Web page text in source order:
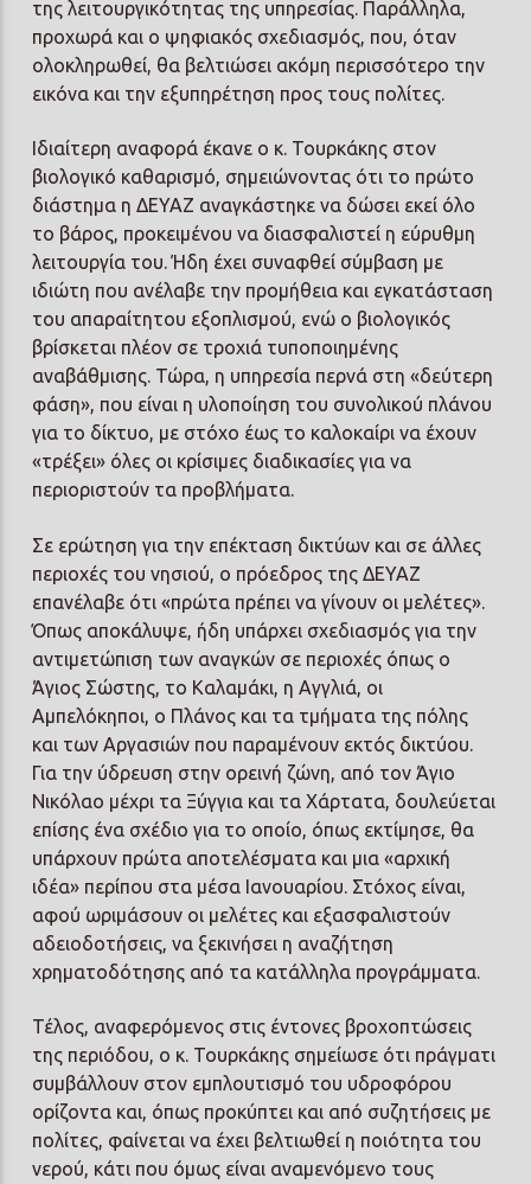
της λειτουργικότητας της υπηρεσίας. Παράλληλα,
προχωρά και ο ψηφιακός σχεδιασμός, που, όταν
ολοκληρωθεί, θα βελτιώσει ακόμη περισσότερο την
εικόνα και την εξυπηρέτηση προς τους πολίτες.
Ιδιαίτερη αναφορά έκανε ο κ. Τουρκάκης στον
βιολογικό καθαρισμό, σημειώνοντας ότι το πρώτο
διάστημα η ΔΕΥΑΖ αναγκάστηκε να δώσει εκεί όλο
το βάρος, προκειμένου να διασφαλιστεί η εύρυθμη
λειτουργία του. Ήδη έχει συναφθεί σύμβαση με
ιδιώτη που ανέλαβε την προμήθεια και εγκατάσταση
του απαραίτητου εξοπλισμού, ενώ ο βιολογικός
βρίσκεται πλέον σε τροχιά τυποποιημένης
αναβάθμισης. Τώρα, η υπηρεσία περνά στη «δεύτερη
φάση», που είναι η υλοποίηση του συνολικού πλάνου
για το δίκτυο, με στόχο έως το καλοκαίρι να έχουν
«τρέξει» όλες οι κρίσιμες διαδικασίες για να
περιοριστούν τα προβλήματα.
Σε ερώτηση για την επέκταση δικτύων και σε άλλες
περιοχές του νησιού, ο πρόεδρος της ΔΕΥΑΖ
επανέλαβε ότι «πρώτα πρέπει να γίνουν οι μελέτες».
Όπως αποκάλυψε, ήδη υπάρχει σχεδιασμός για την
αντιμετώπιση των αναγκών σε περιοχές όπως ο
Άγιος Σώστης, το Καλαμάκι, η Αγγλιά, οι
Αμπελόκηποι, ο Πλάνος και τα τμήματα της πόλης
και των Αργασιών που παραμένουν εκτός δικτύου.
Για την ύδρευση στην ορεινή ζώνη, από τον Άγιο
Νικόλαο μέχρι τα Ξύγγια και τα Χάρτατα, δουλεύεται
επίσης ένα σχέδιο για το οποίο, όπως εκτίμησε, θα
υπάρχουν πρώτα αποτελέσματα και μια «αρχική
ιδέα» περίπου στα μέσα Ιανουαρίου. Στόχος είναι,
αφού ωριμάσουν οι μελέτες και εξασφαλιστούν
αδειοδοτήσεις, να ξεκινήσει η αναζήτηση
χρηματοδότησης από τα κατάλληλα προγράμματα.
Τέλος, αναφερόμενος στις έντονες βροχοπτώσεις
της περιόδου, ο κ. Τουρκάκης σημείωσε ότι πράγματι
συμβάλλουν στον εμπλουτισμό του υδροφόρου
ορίζοντα και, όπως προκύπτει και από συζητήσεις με
πολίτες, φαίνεται να έχει βελτιωθεί η ποιότητα του
νερού, κάτι που όμως είναι αναμενόμενο τους